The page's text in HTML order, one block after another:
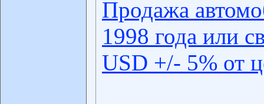
Продажа
1998 года или
USD +/- 5% от